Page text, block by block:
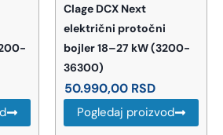
Clage DCX Next
električni protočni
bojler 18–27 kW (3200-
36300)
50.990,00 RSD
Pogledaj proizvod